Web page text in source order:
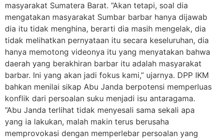
masyarakat Sumatera Barat. “Akan tetapi, soal dia
mengatakan masyarakat Sumbar barbar hanya dijawab
dia itu tidak menghina, berarti dia masih mengelak, dia
tidak melihatkan pernyataan itu secara keseluruhan, dia
hanya memotong videonya itu yang menyatakan bahwa
daerah yang berakhiran barbar itu adalah masyarakat
barbar. Ini yang akan jadi fokus kami,” ujarnya. DPP IKM
bahkan menilai sikap Abu Janda berpotensi memperluas
konflik dari persoalan suku menjadi isu antaragama.
“Abu Janda terlihat tidak menyesali sama sekali apa
yang ia lakukan, malah makin terus berusaha
memprovokasi dengan memperlebar persoalan yang